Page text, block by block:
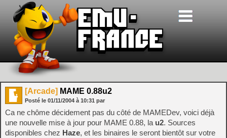
[Arcade] MAME 0.88u2
Posté le 01/11/2004 à 10:31 par
Ca ne chôme décidement pas du côté de MAMEDev, voici déjà
une nouvelle mise à jour pour MAME 0.88, la u2. Sources
disponibles chez Haze, et les binaires le seront bientôt sur votre